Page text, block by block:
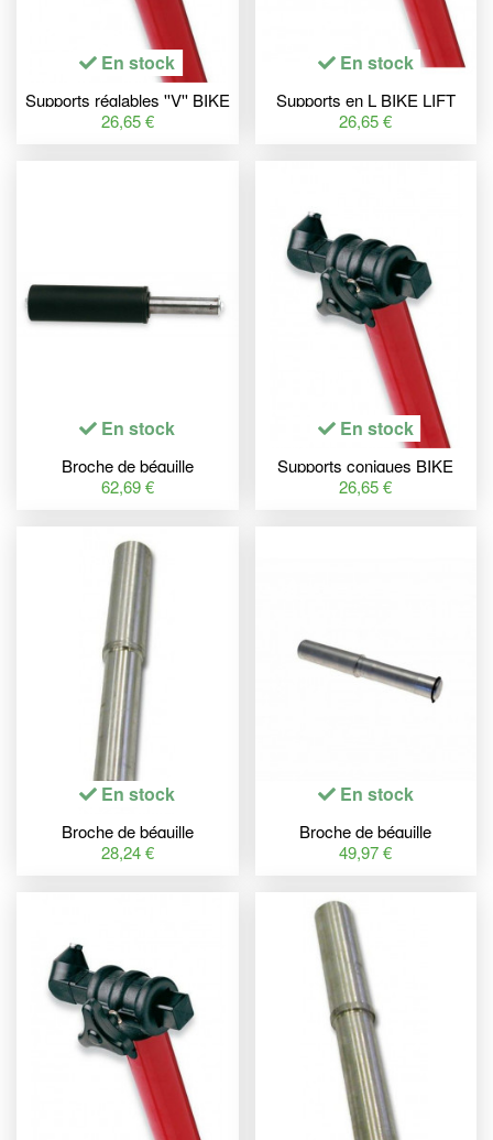
En stock
Supports réglables ''V'' BIKE
LIFT
26,65 €
En stock
Supports en L BIKE LIFT
pour béquilles RS-17
26,65 €
En stock
Broche de béquille
monobras BIKE LIFT
R/S -RT/ST
62,69 €
En stock
Supports coniques BIKE
LIFT pour béquilles 892015
26,65 €
En stock
Broche de béquille
monobras BIKE LIFT
28,24 €
En stock
Broche de béquille
monobras BIKE LIFT
49,97 €